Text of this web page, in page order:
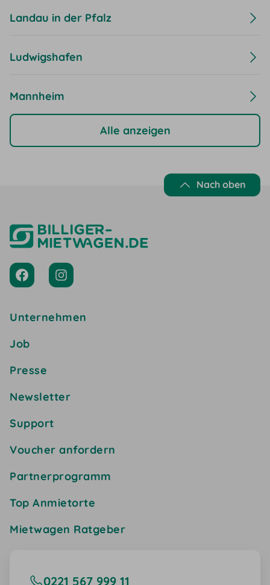
Landau in der Pfalz
Ludwigshafen
Mannheim
Alle anzeigen
Nach oben
Unternehmen
Job
Presse
Newsletter
Support
Voucher anfordern
Partnerprogramm
Top Anmietorte
Mietwagen Ratgeber
0221 567 999 11